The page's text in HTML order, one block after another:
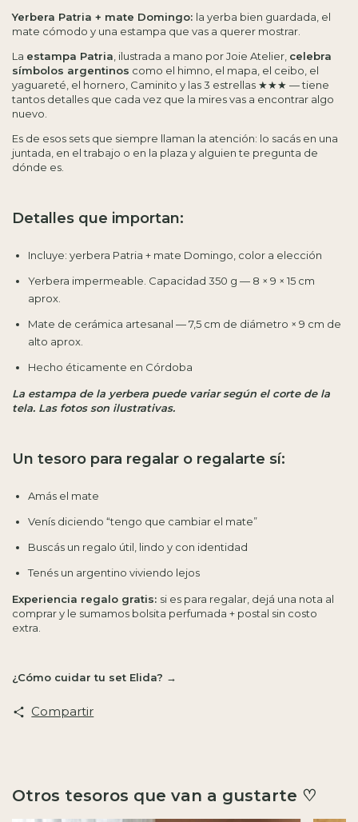
Yerbera Patria + mate Domingo: la yerba bien guardada, el
mate cómodo y una estampa que vas a querer mostrar.
La estampa Patria , ilustrada a mano por Joie Atelier, celebra
símbolos argentinos como el himno, el mapa, el ceibo, el
yaguareté, el hornero, Caminito y las 3 estrellas ★★★ — tiene
tantos detalles que cada vez que la mires vas a encontrar algo
nuevo.
Es de esos sets que siempre llaman la atención: lo sacás en una
juntada, en el trabajo o en la plaza y alguien te pregunta de
dónde es.
Detalles que importan:
Incluye: yerbera Patria + mate Domingo, color a elección
Yerbera impermeable. Capacidad 350 g — 8 × 9 × 15 cm
aprox.
Mate de cerámica artesanal — 7,5 cm de diámetro × 9 cm de
alto aprox.
Hecho éticamente en Córdoba
La estampa de la yerbera puede variar según el corte de la
tela. Las fotos son ilustrativas.
Un tesoro para regalar o regalarte sí:
Amás el mate
Venís diciendo “tengo que cambiar el mate”
Buscás un regalo útil, lindo y con identidad
Tenés un argentino viviendo lejos
Experiencia regalo gratis: si es para regalar, dejá una nota al
comprar y le sumamos bolsita perfumada + postal sin costo
extra.
¿Cómo cuidar tu set Elida? →
Compartir
Otros tesoros que van a gustarte ♡